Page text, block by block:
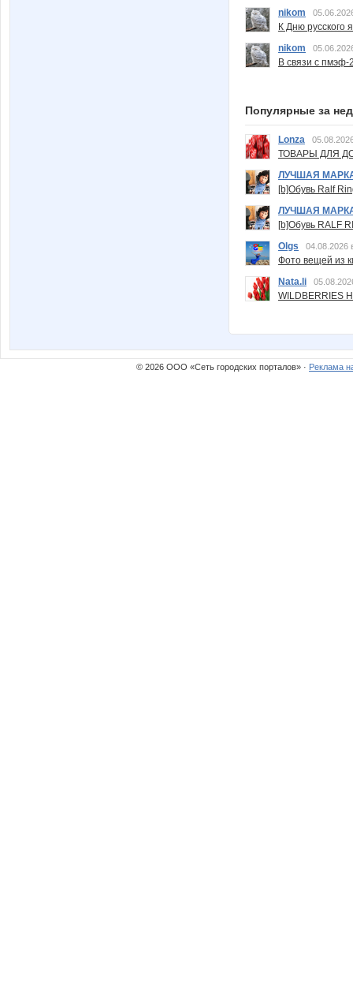
nikom
К Дню русского
nikom
В связи с пмэф-
Популярные за
Lonza
ТОВАРЫ ДЛЯ
ЛУЧШАЯ
[b]Обувь Ralf
ЛУЧШАЯ
[b]Обувь RALF
Olgs
04.08.2026
Фото вещей из
Nata.li
© 2026 ООО «Сеть городских порталов» · Реклама